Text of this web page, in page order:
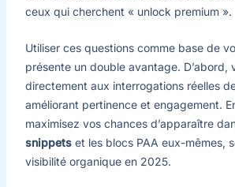
ceux qui cherchent « unlock premium ».
Utiliser ces questions comme base de
présente un double avantage. D’abord,
directement aux interrogations réelles
améliorant pertinence et engagement.
maximisez vos chances d’apparaître
snippetset les blocs PAA eux-mêmes,
visibilité organique en 2025.